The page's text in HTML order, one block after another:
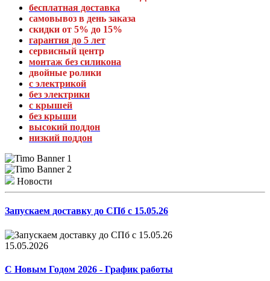
бесплатная доставка
самовывоз в день заказа
скидки от 5% до 15%
гарантия до 5 лет
сервисный центр
монтаж без силикона
двойные ролики
с электрикой
без электрики
с крышей
без крыши
высокий поддон
низкий поддон
Новости
Запускаем доставку до СПб с 15.05.26
15.05.2026
С Новым Годом 2026 - График работы